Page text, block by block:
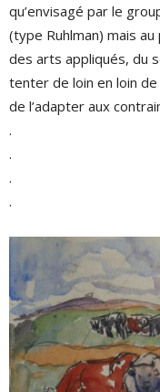
qu’envisagé par le
(type Ruhlman) mais
des arts appliqués, du
tenter de loin en loin
de l’adapter aux
.
.
.
.